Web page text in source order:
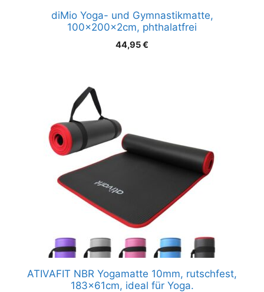
diMio Yoga- und Gymnastikmatte,
100x200x2cm, phthalatfrei
44,95€
ATIVAFIT NBR Yogamatte 10mm, rutschfest,
183x61cm, ideal für Yoga.